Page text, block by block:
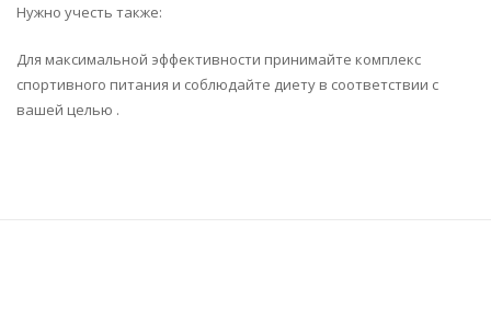
Нужно учесть также:
Для максимальной эффективности принимайте комплекс
спортивного питания и соблюдайте диету в соответствии с
вашей целью .